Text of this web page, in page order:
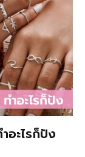
อะไรก็ปัง